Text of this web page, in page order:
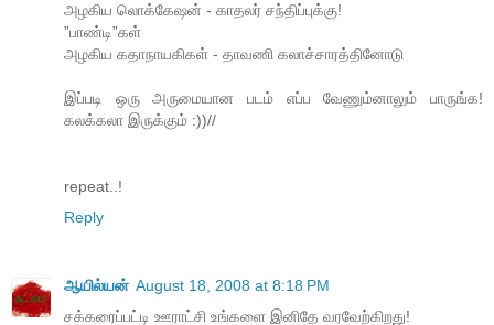
அழகிய லொக்கேஷன் - காதலர் சந்திப்புக்கு!
”பாண்டி”கள்
அழகிய கதாநாயகிகள் - தாவணி கலாச்சாரத்தினோடு
இப்படி ஒரு அருமையான படம் எப்ப வேணும்னாலும் பாருங்க!
கலக்கலா இருக்கும் :))//
repeat..!
Reply
ஆயில்யன் August 18, 2008 at 8:18 PM
சக்கரைப்பட்டி ஊராட்சி உங்களை இனிதே வரவேற்கிறது!